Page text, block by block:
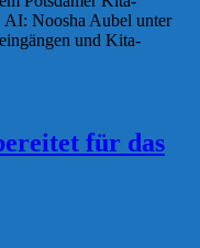
AI: Noosha Aubel unter
und Kita-
für das